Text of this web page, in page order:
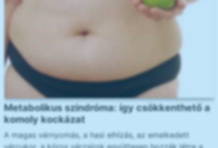
Metabolikus szindróma: így csökkenthető a
komoly kockázat
A magas vérnyomás, a hasi elhízás, az emelkedett